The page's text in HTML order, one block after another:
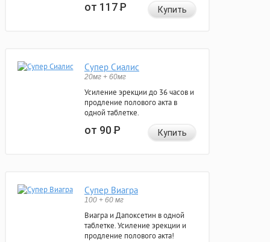
от 117Р Купить
Супер Сиалис
20мг + 60мг
Усиление эрекции до 36 часов и
продление полового акта в
одной таблетке.
от 90Р Купить
Супер Виагра
100 + 60 мг
Виагра и Дапоксетин в одной
таблетке. Усиление эрекции и
продление полового акта!